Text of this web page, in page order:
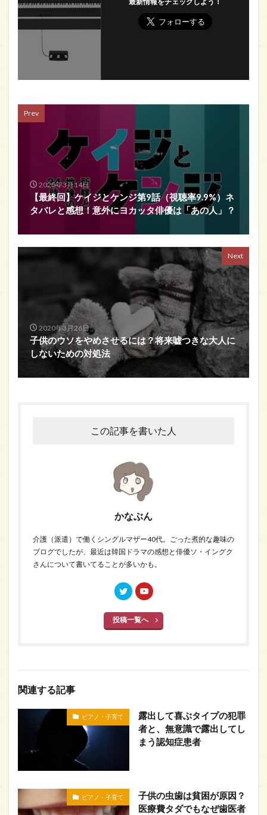
Prev
2020年3月14日
【最終回】ケイジとケンジ第9話（視聴率9.9%）ネ
タバレと感想！意外にヨカッタ俳優は「あの人」？
Next
2020年3月26日
子供のウソをやめさせるには？将来嘘つきな大人に
しないための対処法
この記事を書いた人
かなぶん
介護（派遣）で働くシングルマザー40代。ごった煮的な趣味の
ブログでしたが、最近は韓国ドラマの感想と俳優ソ・イングク
さんについて書いてることが多いかも。
投稿一覧へ
関連する記事
ピアノ・子育て
露出して喜ぶタイプの犯罪
者と、無意識で露出してし
まう認知症患者
ピアノ・子育て
子供の虫歯は貧困が原因？
医療費タダでもなぜ歯医者